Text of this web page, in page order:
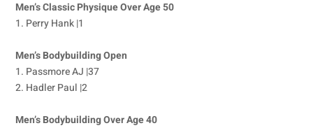
Men’s Classic Physique Over Age 50
1. Perry Hank |1
Men’s Bodybuilding Open
1. Passmore AJ |37
2. Hadler Paul |2
Men’s Bodybuilding Over Age 40